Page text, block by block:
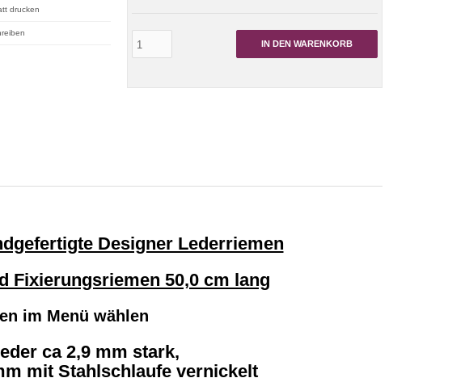
IN DEN WARENKORB
drucken
Designer Lederriemen
Fixierungsriemen 50,0 cm lang
im Menü wählen
ca 2,9 mm stark,
mit Stahlschlaufe vernickelt